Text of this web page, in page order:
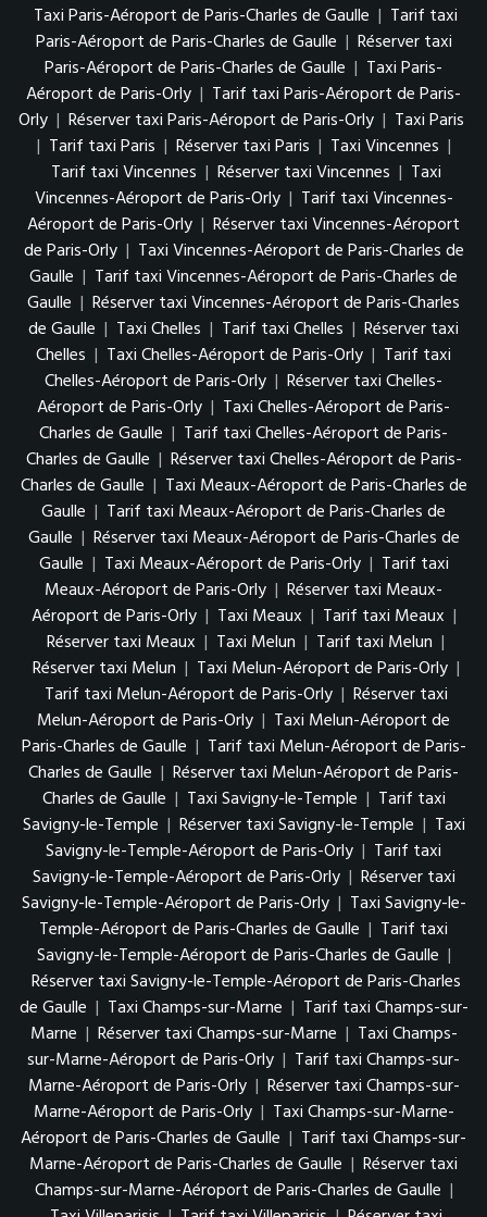
Taxi Paris-Aéroport de Paris-Charles de Gaulle | Tarif taxi
Paris-Aéroport de Paris-Charles de Gaulle | Réserver taxi
Paris-Aéroport de Paris-Charles de Gaulle | Taxi Paris-
Aéroport de Paris-Orly | Tarif taxi Paris-Aéroport de Paris-
Orly | Réserver taxi Paris-Aéroport de Paris-Orly | Taxi Paris
| Tarif taxi Paris | Réserver taxi Paris | Taxi Vincennes |
Tarif taxi Vincennes | Réserver taxi Vincennes | Taxi
Vincennes-Aéroport de Paris-Orly | Tarif taxi Vincennes-
Aéroport de Paris-Orly | Réserver taxi Vincennes-Aéroport
de Paris-Orly | Taxi Vincennes-Aéroport de Paris-Charles de
Gaulle | Tarif taxi Vincennes-Aéroport de Paris-Charles de
Gaulle | Réserver taxi Vincennes-Aéroport de Paris-Charles
de Gaulle | Taxi Chelles | Tarif taxi Chelles | Réserver taxi
Chelles | Taxi Chelles-Aéroport de Paris-Orly | Tarif taxi
Chelles-Aéroport de Paris-Orly | Réserver taxi Chelles-
Aéroport de Paris-Orly | Taxi Chelles-Aéroport de Paris-
Charles de Gaulle | Tarif taxi Chelles-Aéroport de Paris-
Charles de Gaulle | Réserver taxi Chelles-Aéroport de Paris-
Charles de Gaulle | Taxi Meaux-Aéroport de Paris-Charles de
Gaulle | Tarif taxi Meaux-Aéroport de Paris-Charles de
Gaulle | Réserver taxi Meaux-Aéroport de Paris-Charles de
Gaulle | Taxi Meaux-Aéroport de Paris-Orly | Tarif taxi
Meaux-Aéroport de Paris-Orly | Réserver taxi Meaux-
Aéroport de Paris-Orly | Taxi Meaux | Tarif taxi Meaux |
Réserver taxi Meaux | Taxi Melun | Tarif taxi Melun |
Réserver taxi Melun | Taxi Melun-Aéroport de Paris-Orly |
Tarif taxi Melun-Aéroport de Paris-Orly | Réserver taxi
Melun-Aéroport de Paris-Orly | Taxi Melun-Aéroport de
Paris-Charles de Gaulle | Tarif taxi Melun-Aéroport de Paris-
Charles de Gaulle | Réserver taxi Melun-Aéroport de Paris-
Charles de Gaulle | Taxi Savigny-le-Temple | Tarif taxi
Savigny-le-Temple | Réserver taxi Savigny-le-Temple | Taxi
Savigny-le-Temple-Aéroport de Paris-Orly | Tarif taxi
Savigny-le-Temple-Aéroport de Paris-Orly | Réserver taxi
Savigny-le-Temple-Aéroport de Paris-Orly | Taxi Savigny-le-
Temple-Aéroport de Paris-Charles de Gaulle | Tarif taxi
Savigny-le-Temple-Aéroport de Paris-Charles de Gaulle |
Réserver taxi Savigny-le-Temple-Aéroport de Paris-Charles
de Gaulle | Taxi Champs-sur-Marne | Tarif taxi Champs-sur-
Marne | Réserver taxi Champs-sur-Marne | Taxi Champs-
sur-Marne-Aéroport de Paris-Orly | Tarif taxi Champs-sur-
Marne-Aéroport de Paris-Orly | Réserver taxi Champs-sur-
Marne-Aéroport de Paris-Orly | Taxi Champs-sur-Marne-
Aéroport de Paris-Charles de Gaulle | Tarif taxi Champs-sur-
Marne-Aéroport de Paris-Charles de Gaulle | Réserver taxi
Champs-sur-Marne-Aéroport de Paris-Charles de Gaulle |